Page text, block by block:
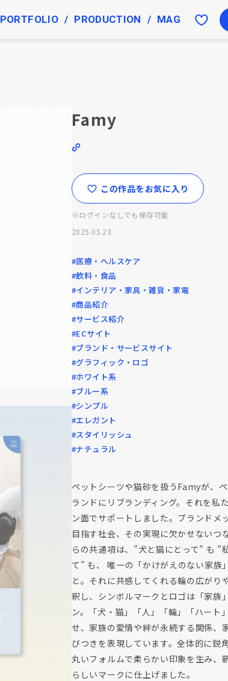
PORTFOLIO PRODUCTION MAG
Famy
この作品をお気に入り
※ログインなしでも保存可能
2025.05.23
#医療・ヘルスケア
#飲料・食品
#インテリア・家具・雑貨・家電
#商品紹介
#サービス紹介
#ECサイト
#ブランド・サービスサイト
#グラフィック・ロゴ
#ホワイト系
#ブルー系
#シンプル
#エレガント
#スタイリッシュ
#ナチュラル
ペットシーツや猫砂を扱うFamyが、
ランドにリブランディング。それを私
ン面でサポートしました。ブランドメ
目指す社会、その実現に欠かせないつ
らの共通項は、”犬と猫にとって” も ”
て” も、 唯一の「かけがえのない家族
と。それに共感してくれる輪の広がり
釈し、シンボルマークとロゴは「家族
ン。「犬・猫」「人」「輪」「ハート
せ、家族の愛情や絆が永続する関係、
びつきを表現しています。全体的に鋭
丸いフォルムで柔らかい印象を生み、
らしいマークに仕上げました。